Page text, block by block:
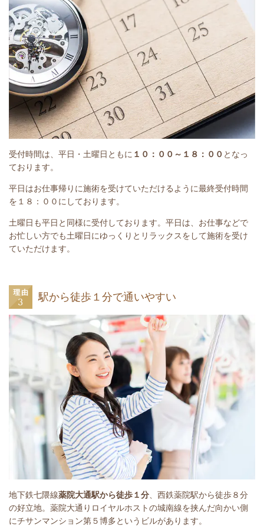
受付時間は、平日・土曜日ともに １０：００～１８：００ となっ
ております。
平日はお仕事帰りに施術を受けていただけるように最終受付時間
を１８：００にしております。
土曜日も平日と同様に受付しております。平日は、お仕事などで
お忙しい方でも土曜日にゆっくりとリラックスをして施術を受け
ていただけます。
駅から徒歩１分で通いやすい
地下鉄七隈線薬院大通駅から徒歩１分 、西鉄薬院駅から徒歩８分
の好立地。薬院大通りロイヤルホストの城南線を挟んだ向かい側
にチサンマンション第５博多というビルがあります。